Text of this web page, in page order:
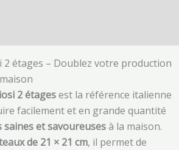
2 étages – Doublez votre production
2 étagesest la référence italienne
facilement et en grande quantité
saines et savoureusesà la maison.
de 21 × 21 cm, il permet de